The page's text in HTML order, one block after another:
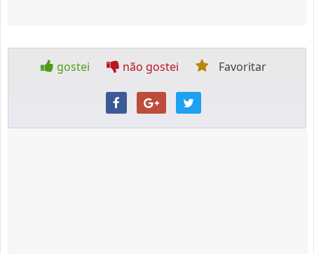
gostei não gostei Favoritar